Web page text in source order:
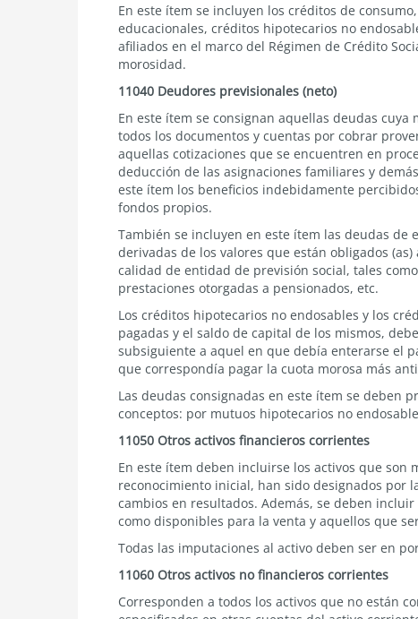
En este ítem se incluyen los créditos de
educacionales, créditos hipotecarios no
afiliados en el marco del Régimen de Crédito
morosidad.
11040 Deudores previsionales (neto)
En este ítem se consignan aquellas deudas
todos los documentos y cuentas por cobrar
aquellas cotizaciones que se encuentren en
deducción de las asignaciones familiares y
este ítem los beneficios indebidamente
fondos propios.
También se incluyen en este ítem las deudas de
derivadas de los valores que están obligados
calidad de entidad de previsión social, tales
prestaciones otorgadas a pensionados, etc.
Los créditos hipotecarios no endosables y los
pagadas y el saldo de capital de los mismos,
subsiguiente a aquel en que debía enterarse el
que correspondía pagar la cuota morosa más
Las deudas consignadas en este ítem se deben
conceptos: por mutuos hipotecarios no
11050 Otros activos financieros corrientes
En este ítem deben incluirse los activos que son
reconocimiento inicial, han sido designados por
cambios en resultados. Además, se deben
como disponibles para la venta y aquellos que
Todas las imputaciones al activo deben ser en
11060 Otros activos no financieros corrientes
Corresponden a todos los activos que no están